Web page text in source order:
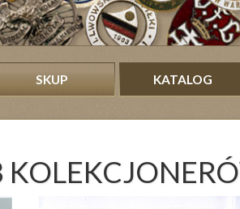
SKUP KATALOG